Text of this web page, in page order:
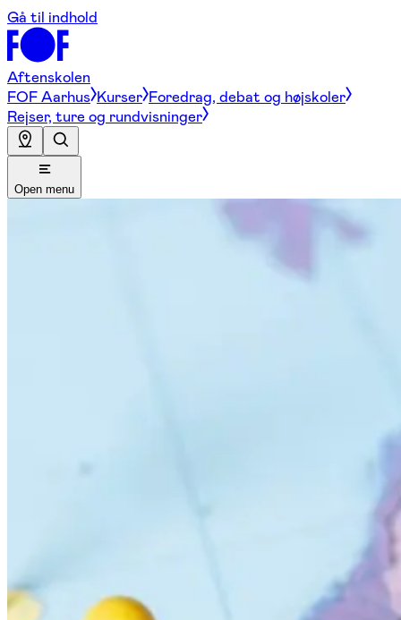
Gå til indhold
Aftenskolen
FOF Aarhus Kurser Foredrag, debat og højskoler
Rejser, ture og rundvisninger
Open menu